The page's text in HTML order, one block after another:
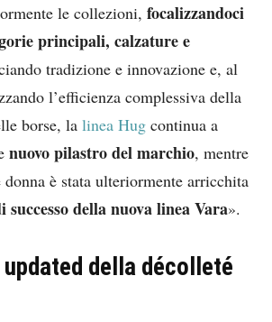
le collezioni, focalizzandoci
principali, calzature e
tradizione e innovazione e, al
l’efficienza complessiva della
borse, la linea Hug continua a
nuovo pilastro del marchio, mentre
donna è stata ulteriormente arricchita
successo della nuova linea Vara».
della décolleté